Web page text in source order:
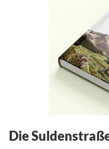
Die